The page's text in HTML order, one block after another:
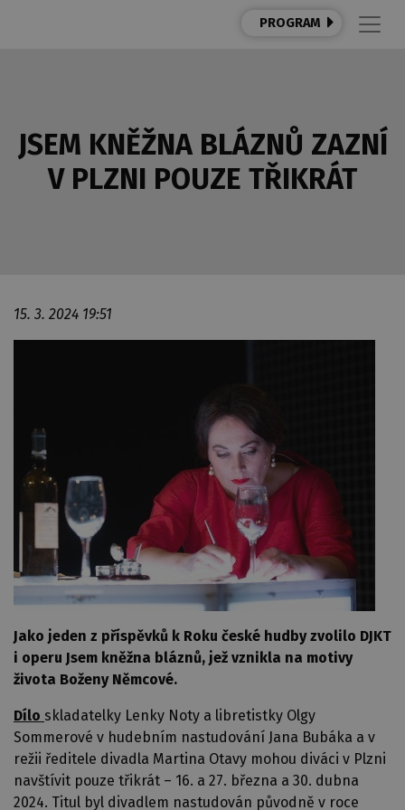
PROGRAM
JSEM KNĚŽNA BLÁZNŮ ZAZNÍ
V PLZNI POUZE TŘIKRÁT
15. 3. 2024 19:51
Jako jeden z příspěvků k Roku české hudby zvolilo DJKT
i operu Jsem kněžna bláznů, jež vznikla na motivy
života Boženy Němcové.
Dílo skladatelky Lenky Noty a libretistky Olgy
Sommerové v hudebním nastudování Jana Bubáka a v
režii ředitele divadla Martina Otavy mohou diváci v Plzni
navštívit pouze třikrát – 16. a 27. března a 30. dubna
2024. Titul byl divadlem nastudován původně v roce